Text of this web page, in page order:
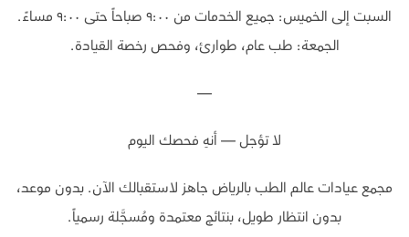
السبت إلى الخميس: جميع الخدمات من ٩:٠٠ صباحاً حتى ٩:٠٠ مساءً.
الجمعة: طب عام، طوارئ، وفحص رخصة القيادة.
—
لا تؤجل — أنهِ فحصك اليوم
مجمع عيادات عالم الطب بالرياض جاهز لاستقبالك الآن. بدون موعد،
بدون انتظار طويل، بنتائج معتمدة ومُسجَّلة رسمياً.